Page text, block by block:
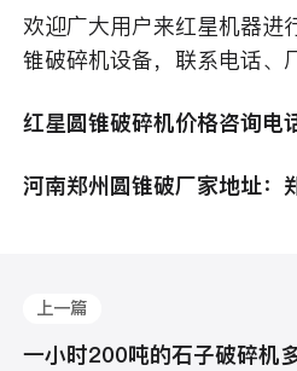
欢迎广大用户来红星机器进
锥破碎机设备，联系电话、
红星圆锥破碎机价格咨询
河南郑州圆锥破厂家地址：
上一篇
一小时200吨的石子破碎机